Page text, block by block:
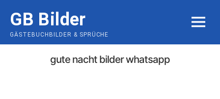
content
GB Bilder
GÄSTEBUCHBILDER & SPRÜCHE
MENU
gute nacht bilder whatsapp